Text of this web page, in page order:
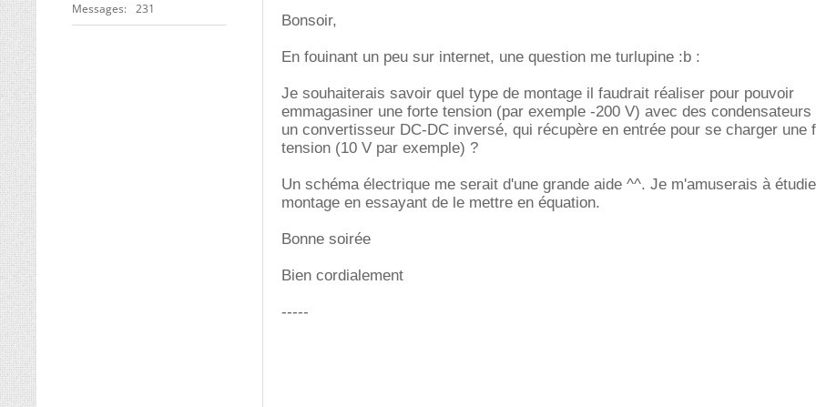
Messages 231
Bonsoir,
En fouinant un peu sur internet, une question me turlupine :b :
Je souhaiterais savoir quel type de montage il faudrait réaliser pour pouvoir
emmagasiner une forte tension (par exemple -200 V) avec des
un convertisseur DC-DC inversé, qui récupère en entrée pour se charger une
tension (10 V par exemple) ?
Un schéma électrique me serait d'une grande aide ^^. Je m'amuserais à
montage en essayant de le mettre en équation.
Bonne soirée
Bien cordialement
-----